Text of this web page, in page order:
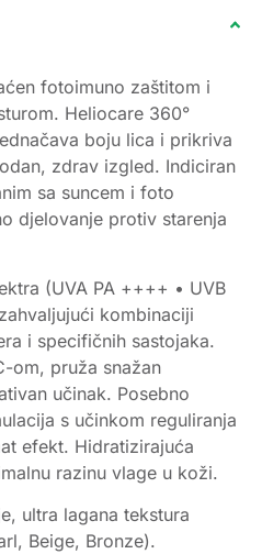
fotoimuno zaštitom i
Heliocare 360°
boju lica i prikriva
zdrav izgled. Indiciran
sa suncem i foto
djelovanje protiv starenja
(UVA PA ++++ • UVB
kombinaciji
i specifičnih sastojaka.
om, pruža snažan
učinak. Posebno
s učinkom reguliranja
efekt. Hidratizirajuća
razinu vlage u koži.
ultra lagana tekstura
Beige, Bronze).